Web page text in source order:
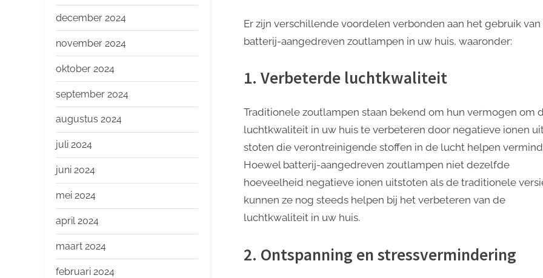
Er zijn verschillende voordelen verbonden aan het gebruik van
batterij-aangedreven zoutlampen in uw huis, waaronder:
1. Verbeterde luchtkwaliteit
Traditionele zoutlampen staan ​​bekend om hun vermogen om
luchtkwaliteit in uw huis te verbeteren door negatieve ionen
stoten die verontreinigende stoffen in de lucht helpen
Hoewel batterij-aangedreven zoutlampen niet dezelfde
hoeveelheid negatieve ionen uitstoten als de traditionele
kunnen ze nog steeds helpen bij het verbeteren van de
luchtkwaliteit in uw huis.
2. Ontspanning en stressvermindering
december 2024
november 2024
oktober 2024
september 2024
augustus 2024
juli 2024
juni 2024
mei 2024
april 2024
maart 2024
februari 2024